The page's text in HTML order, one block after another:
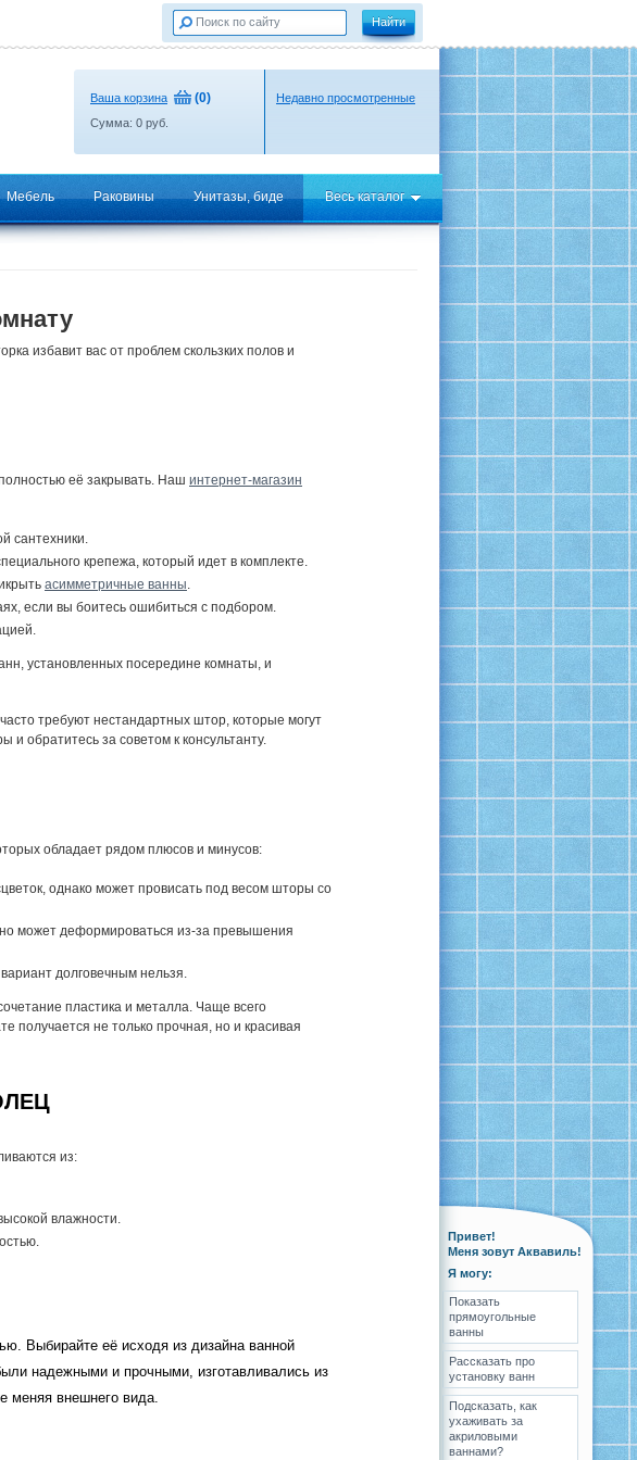
Ваша корзина (0)
Сумма: 0 руб.
Недавно просмотренные
Мебель Раковины Унитазы, биде Весь каталог
избавит вас от проблем скользких полов и
её закрывать. Наш интернет-магазин
сантехники.
крепежа, который идет в комплекте.
асимметричные ванны.
если вы боитесь ошибиться с подбором.
установленных посередине комнаты, и
требуют нестандартных штор, которые могут
и обратитесь за советом к консультанту.
обладает рядом плюсов и минусов:
однако может провисать под весом шторы со
может деформироваться из-за превышения
долговечным нельзя.
пластика и металла. Чаще всего
получается не только прочная, но и красивая
из:
влажности.
Выбирайте её исходя из дизайна ванной
надежными и прочными, изготавливались из
меняя внешнего вида.
Привет!
Меня зовут Аквавиль!
Я могу:
Показать
прямоугольные
ванны
Рассказать про
установку ванн
Подсказать, как
ухаживать за
акриловыми
ваннами?